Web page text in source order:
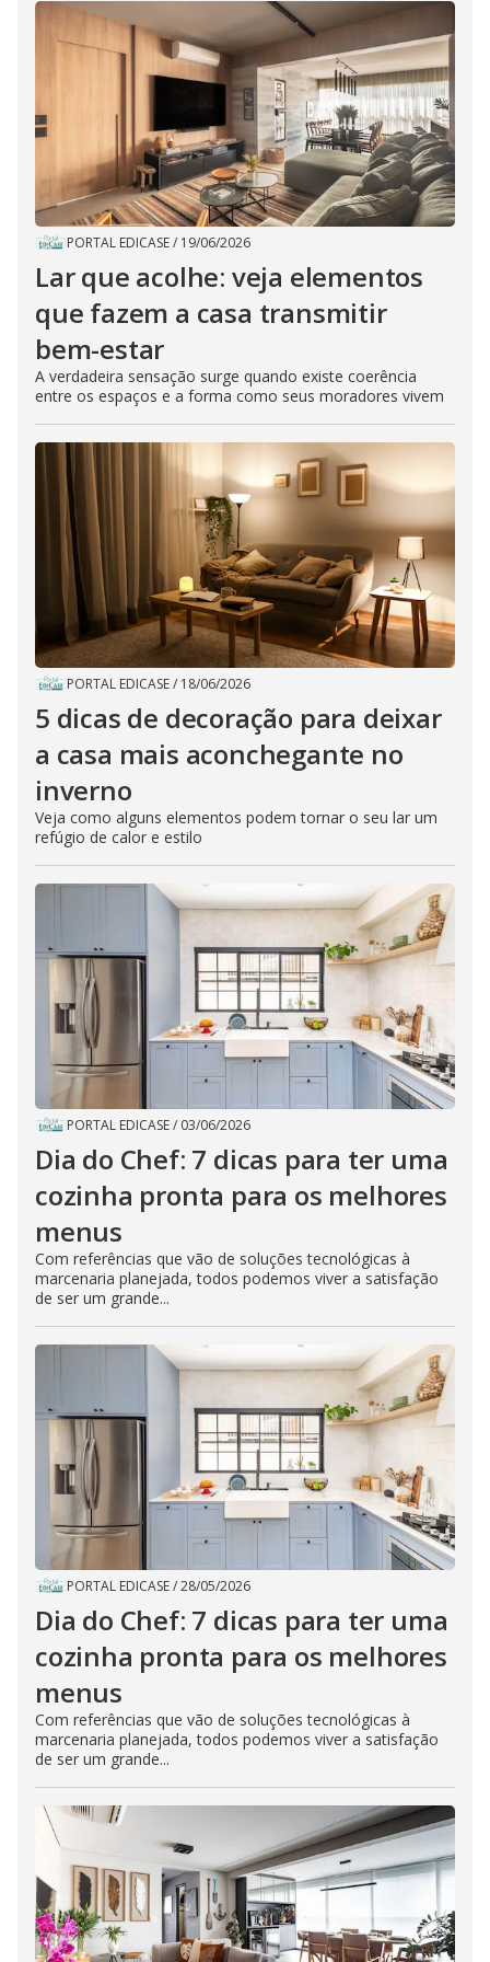
PORTAL EDICASE/ 19/06/2026
Lar que acolhe: veja elementos
que fazem a casa transmitir
bem-estar
A verdadeira sensação surge quando existe coerência
entre os espaços e a forma como seus moradores vivem
PORTAL EDICASE/ 18/06/2026
5 dicas de decoração para deixar
a casa mais aconchegante no
inverno
Veja como alguns elementos podem tornar o seu lar um
refúgio de calor e estilo
PORTAL EDICASE/ 03/06/2026
Dia do Chef: 7 dicas para ter uma
cozinha pronta para os melhores
menus
Com referências que vão de soluções tecnológicas à
marcenaria planejada, todos podemos viver a satisfação
de ser um grande...
PORTAL EDICASE/28/05/2026
Dia do Chef: 7 dicas para ter uma
cozinha pronta para os melhores
menus
Com referências que vão de soluções tecnológicas à
marcenaria planejada, todos podemos viver a satisfação
de ser um grande...